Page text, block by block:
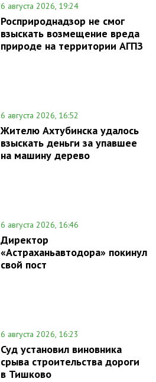
6 августа 2026, 19:24
Росприроднадзор не смог
взыскать возмещение вреда
природе на территории АГПЗ
6 августа 2026, 16:52
Жителю Ахтубинска удалось
взыскать деньги за упавшее
на машину дерево
6 августа 2026, 16:46
Директор
«Астраханьавтодора» покинул
свой пост
6 августа 2026, 16:23
Суд установил виновника
срыва строительства дороги
в Тишково